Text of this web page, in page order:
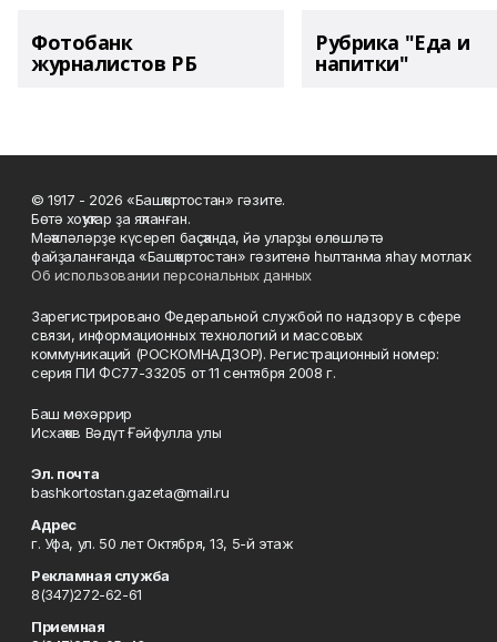
Фотобанк
журналистов РБ
Рубрика "Еда и
напитки"
© 1917 - 2026 «Башҡортостан» гәзите.
Бөтә хоҡуҡтар ҙа яҡланған.
Мәҡәләләрҙе күсереп баҫҡанда, йә уларҙы өлөшләтә
файҙаланғанда «Башҡортостан» гәзитенә һылтанма яһау мотлаҡ.
Об использовании персональных данных
Зарегистрировано Федеральной службой по надзору в сфере
связи, информационных технологий и массовых
коммуникаций (РОСКОМНАДЗОР). Регистрационный номер:
серия ПИ ФС77-33205 от 11 сентября 2008 г.
Баш мөхәррир
Исхаҡов Вәдүт Ғәйфулла улы
Эл. почта
bashkortostan.gazeta@mail.ru
Адрес
г. Уфа, ул. 50 лет Октября, 13, 5-й этаж
Рекламная служба
8(347)272-62-61
Приемная